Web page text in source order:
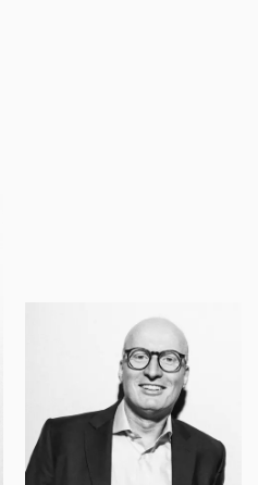
informatie vindt u in onze